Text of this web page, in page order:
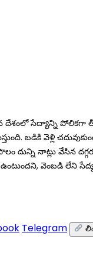
సేద్యాన్ని పోలికగా
బడికి వెళ్లి
దున్ని నాట్లు వేసిన
వెంబడి లేని
Telegram